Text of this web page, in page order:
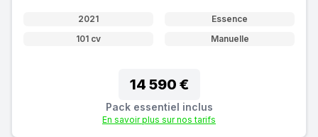
2021
Essence
101 cv
Manuelle
14 590 €
Pack essentiel inclus
En savoir plus sur nos tarifs